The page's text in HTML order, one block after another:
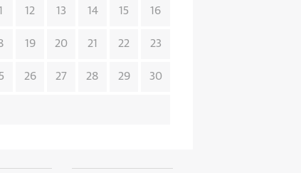
12 13 14 15 16
19 20 21 22 23
26 27 28 29 30